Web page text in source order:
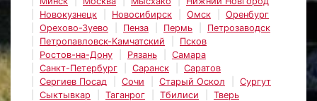
Новокузнецк
Новосибирск Омск
Оренбург
Орехово-Зуево
Пенза Пермь
Петрозаводск
Петропавловск-Камчатский
Псков
Ростов-на-Дону
Рязань
Самара
Санкт-Петербург
Саранск
Саратов
Сергиев Посад
Сочи Старый Оскол
Сургут
Сыктывкар
Таганрог Тбилиси
Тверь